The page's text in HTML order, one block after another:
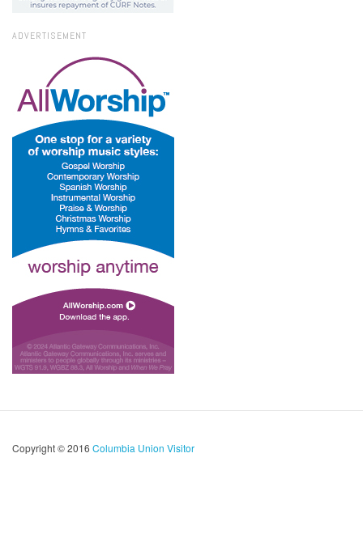
ADVERTISEMENT
Copyright © 2016 Columbia Union Visitor